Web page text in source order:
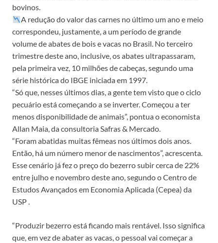
bovinos.
A redução do valor das carnes no último um ano e meio
correspondeu, justamente, a um período de grande
volume de abates de bois e vacas no Brasil. No terceiro
trimestre deste ano, inclusive, os abates ultrapassaram,
pela primeira vez, 10 milhões de cabeças, segundo uma
série histórica do IBGE iniciada em 1997.
“Só que, nesses últimos dias, a gente tem visto que o ciclo
pecuário está começando a se inverter. Começou a ter
menos disponibilidade de animais”, pontua o economista
Allan Maia, da consultoria Safras & Mercado.
“Foram abatidas muitas fêmeas nos últimos dois anos.
Então, há um número menor de nascimentos”, acrescenta.
Esse cenário já fez o preço do bezerro subir cerca de 22%
entre julho e novembro deste ano, segundo o Centro de
Estudos Avançados em Economia Aplicada (Cepea) da
USP .
“Produzir bezerro está ficando mais rentável. Isso significa
que, em vez de abater as vacas, o pessoal vai começar a